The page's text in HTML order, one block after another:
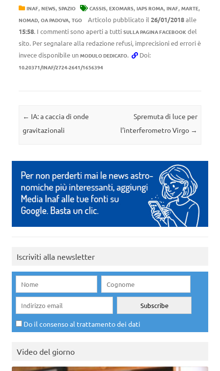
INAF, NEWS, SPAZIO CASSIS, EXOMARS, IAPS ROMA, INAF, MARTE,
NOMAD, OA PADOVA, TGO Articolo pubblicato il 26/01/2018alle
15:58. I commenti sono aperti a tutti SULLA PAGINA FACEBOOK del
sito. Per segnalare alla redazione refusi, imprecisioni ed errori è
invece disponibile un MODULO DEDICATO. Doi:
10.20371/INAF/2724-2641/1656394
Navigazione articolo
← IA: a caccia di onde
gravitazionali
Spremuta di luce per
l’interferometro Virgo →
Iscriviti alla newsletter
Do il consenso al trattamento dei dati
Video del giorno